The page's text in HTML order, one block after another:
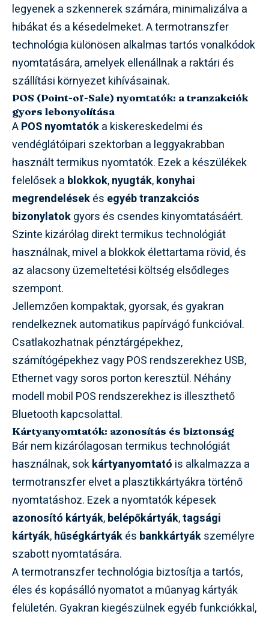
legyenek a szkennerek számára, minimalizálva a
hibákat és a késedelmeket. A termotranszfer
technológia különösen alkalmas tartós vonalkódok
nyomtatására, amelyek ellenállnak a raktári és
szállítási környezet kihívásainak.
POS (Point-of-Sale) nyomtatók: a tranzakciók
gyors lebonyolítása
APOS nyomtatóka kiskereskedelmi és
vendéglátóipari szektorban a leggyakrabban
használt termikus nyomtatók. Ezek a készülékek
felelősek a blokkok,nyugták,konyhai
megrendelésekés egyéb tranzakciós
bizonylatokgyors és csendes kinyomtatásáért.
Szinte kizárólag direkt termikus technológiát
használnak, mivel a blokkok élettartama rövid, és
az alacsony üzemeltetési költség elsődleges
szempont.
Jellemzően kompaktak, gyorsak, és gyakran
rendelkeznek automatikus papírvágó funkcióval.
Csatlakozhatnak pénztárgépekhez,
számítógépekhez vagy POS rendszerekhez USB,
Ethernet vagy soros porton keresztül. Néhány
modell mobil POS rendszerekhez is illeszthető
Bluetooth kapcsolattal.
Kártyanyomtatók: azonosítás és biztonság
Bár nem kizárólagosan termikus technológiát
használnak, sokkártyanyomtató is alkalmazza a
termotranszfer elvet a plasztikkártyákra történő
nyomtatáshoz. Ezek a nyomtatók képesek
azonosító kártyák,belépőkártyák,tagsági
kártyák,hűségkártyákés bankkártyákszemélyre
szabott nyomtatására.
A termotranszfer technológia biztosítja a tartós,
éles és kopásálló nyomatot a műanyag kártyák
felületén. Gyakran kiegészülnek egyéb funkciókkal,